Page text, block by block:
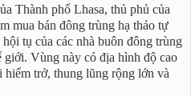
Thành phố Lhasa, thủ phủ của
mua bán đông trùng hạ thảo tự
tụ của các nhà buôn đông trùng
giới. Vùng này có địa hình độ cao
trở, thung lũng rộng lớn và